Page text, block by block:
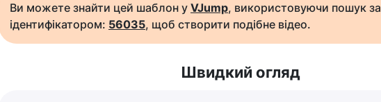
Ви можете знайти цей шаблон у VJump, використовуючи пошук за
ідентифікатором: 56035, щоб створити подібне відео.
Швидкий огляд